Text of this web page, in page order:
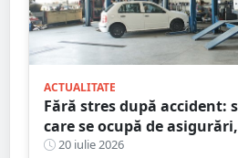
ACTUALITATE
Fără stres după accident:
care se ocupă de
mașină la schimb
20 iulie 2026